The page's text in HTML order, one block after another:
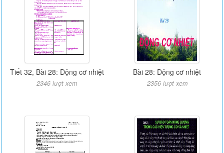
Tiết 32, Bài 28: Động cơ nhiệt
2346 lượt xem
Bài 28: Động cơ nhiệt
2356 lượt xem